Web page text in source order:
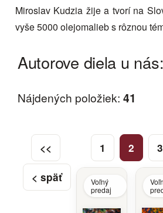
Miroslav Kudzia žije a tvorí na
vyše 5000 olejomalieb s rôznou
Autorove diela u nás:
Nájdených položiek: 41
<<
< späť
1 2 3
Voľný
predaj